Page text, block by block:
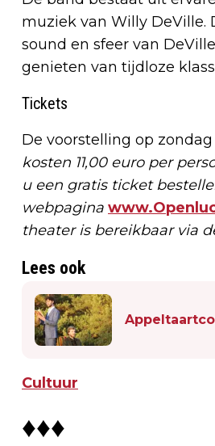
muziek van Willy DeVille.
sound en sfeer van
genieten van tijdloze
Tickets
De voorstelling op
kosten 11,00 euro per
u een gratis ticket
webpagina
theater is bereikbaar via
Lees ook
Cultuur
♦♦♦